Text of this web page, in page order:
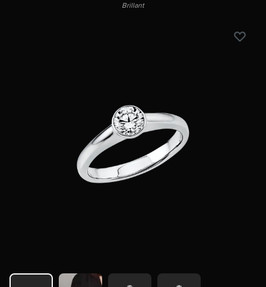
Brillant